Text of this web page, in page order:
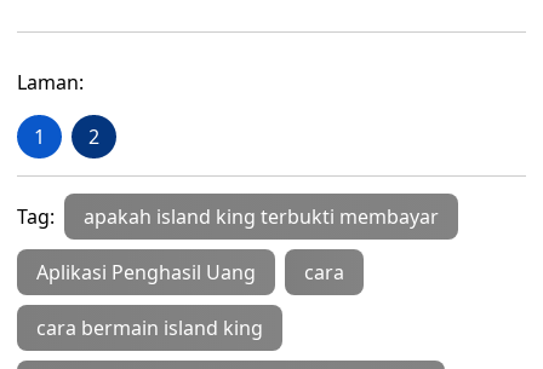
Laman:
1 2
Tag: apakah island king terbukti membayar
Aplikasi Penghasil Uang cara
cara bermain island king